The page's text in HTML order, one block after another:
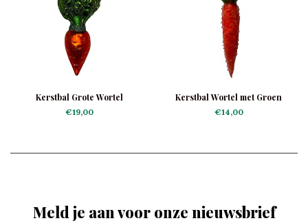
Kerstbal Grote Wortel
€19,00
Kerstbal Wortel met Groen
Frosted
€14,00
Meld je aan voor onze nieuwsbrief